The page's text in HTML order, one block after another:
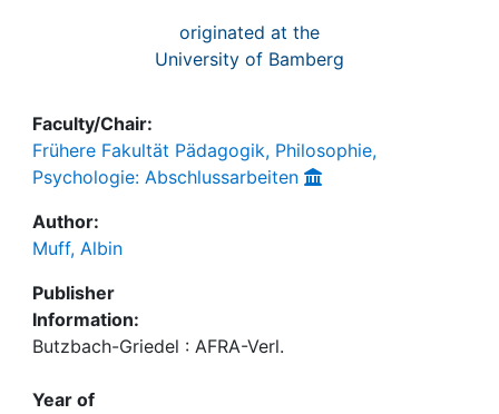
originated at the
University of Bamberg
Faculty/Chair:
Frühere Fakultät Pädagogik, Philosophie,
Psychologie: Abschlussarbeiten
Author:
Muff, Albin
Publisher
Information:
Butzbach-Griedel : AFRA-Verl.
Year of